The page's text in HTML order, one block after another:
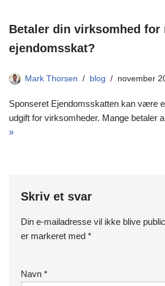
Betaler din virksomhed for
ejendomsskat?
Mark Thorsen blog november
Sponseret Ejendomsskatten kan være
udgift for virksomheder. Mange betaler
»
Skriv et svar
Din e-mailadresse vil ikke blive
er markeret med *
Navn *